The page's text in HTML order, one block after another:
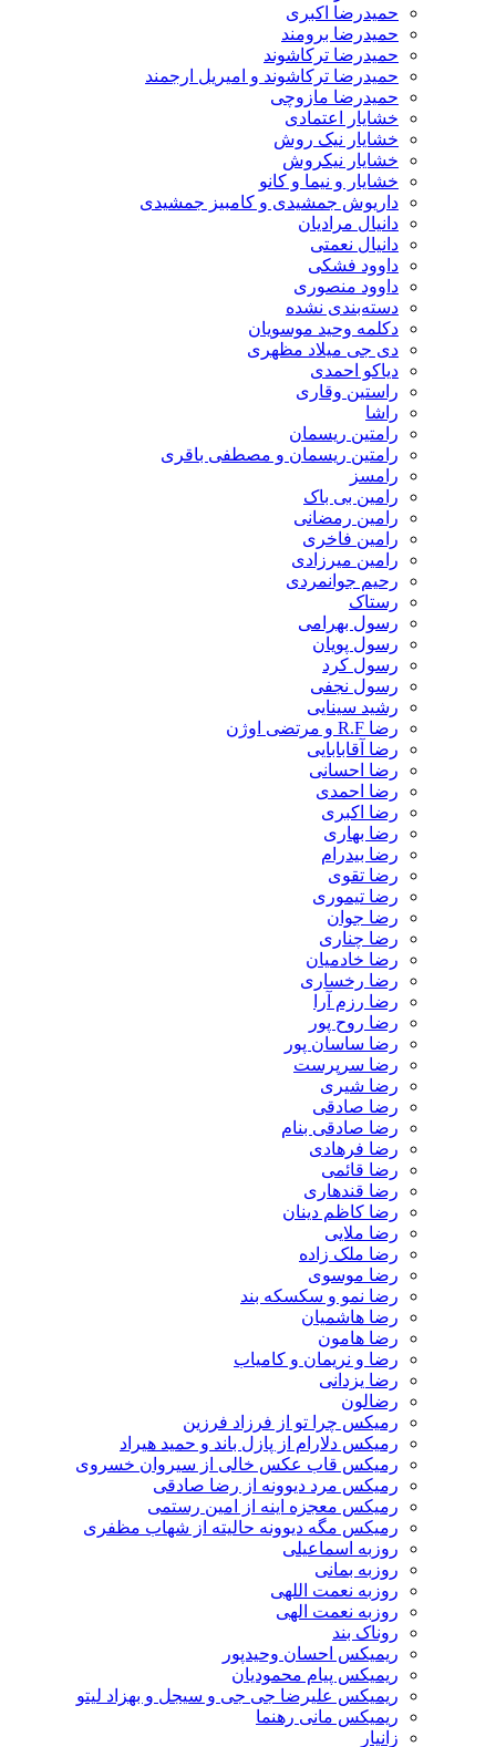
حمیدرضا اکبری
حمیدرضا برومند
حمیدرضا ترکاشوند
حمیدرضا ترکاشوند و امیریل ارجمند
حمیدرضا مازوچی
خشایار اعتمادی
خشایار نیک روش
خشایار نیکروش
خشایار و نیما و کانو
داریوش جمشیدی و کامبیز جمشیدی
دانیال مرادیان
دانیال نعمتی
داوود فشکی
داوود منصوری
دسته‌بندی نشده
دکلمه وحید موسویان
دی جی میلاد مظهری
دیاکو احمدی
راستین وقاری
رامتین ریسمان
رامتین ریسمان و مصطفی باقری
رامسز
رامین بی باک
رامین رمضانی
رامین فاخری
رامین میرزادی
رحیم جوانمردی
رستاک
رسول بهرامی
رسول پویان
رسول کرد
رسول نجفی
رشید سینایی
رضا آقابابایی
رضا احسانی
رضا احمدی
رضا اکبری
رضا بهاری
رضا بیدرام
رضا تقوی
رضا تیموری
رضا جوان
رضا چناری
رضا خادمیان
رضا رخساری
رضا رزم آرا
رضا روح پور
رضا ساسان پور
رضا سرپرست
رضا شیری
رضا صادقی
رضا صادقی بنام
رضا فرهادی
رضا قائمی
رضا قندهاری
رضا کاظم دینان
رضا ملایی
رضا ملک زاده
رضا موسوی
رضا نمو و سکسکه بند
رضا هاشمیان
رضا هامون
رضا و نریمان و کامیاب
رضا یزدانی
رضالون
رمیکس چرا تو از فرزاد فرزین
رمیکس دلارام از پازل باند و حمید هیراد
رمیکس قاب عکس خالی از سیروان خسروی
رمیکس مرد دیوونه از رضا صادقی
رمیکس معجزه اینه از امین رستمی
رمیکس مگه دیوونه حالیته از شهاب مظفری
روزبه اسماعیلی
روزبه بمانی
روزبه نعمت اللهی
روزبه نعمت الهی
روناک بند
ریمیکس احسان وحیدپور
ریمیکس پیام محمودیان
ریمیکس علیرضا جی جی و سیجل و بهزاد لیتو
ریمیکس مانی رهنما